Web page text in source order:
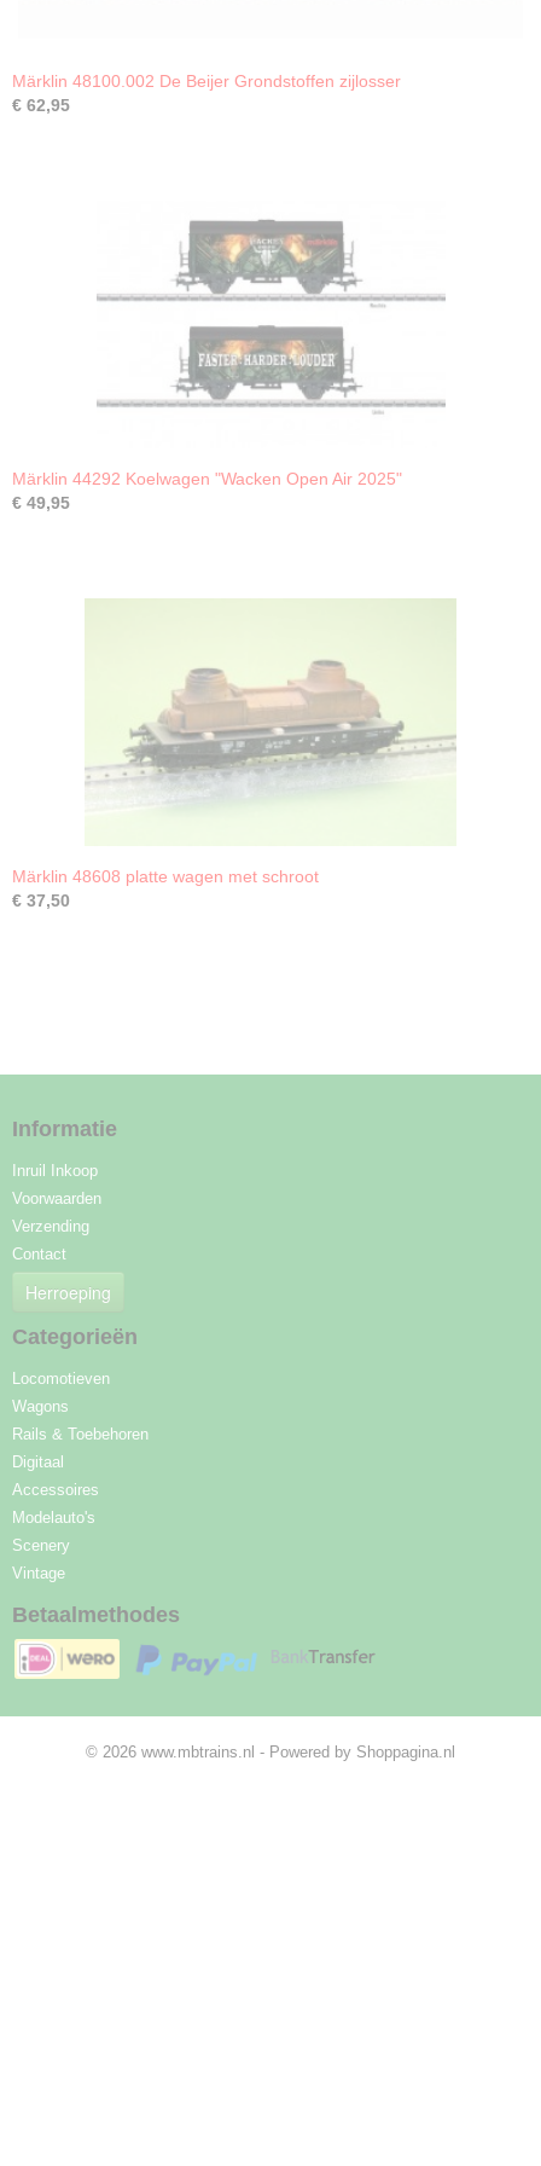
Märklin 48100.002 De Beijer Grondstoffen zijlosser
€ 62,95
Märklin 44292 Koelwagen "Wacken Open Air 2025"
€ 49,95
Märklin 48608 platte wagen met schroot
€ 37,50
Informatie
Inruil Inkoop
Voorwaarden
Verzending
Contact
Herroeping
Categorieën
Locomotieven
Wagons
Rails & Toebehoren
Digitaal
Accessoires
Modelauto's
Scenery
Vintage
Betaalmethodes
© 2026 www.mbtrains.nl - Powered by Shoppagina.nl